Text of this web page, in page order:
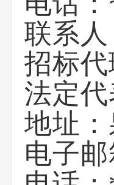
联系人
招标
法定代
地址：
电子邮